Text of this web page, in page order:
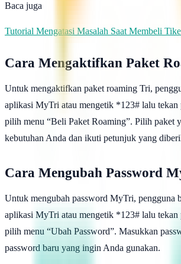
Baca juga
Tutorial Mengatasi Masalah Saat Membeli
Cara Mengaktifkan Paket
Untuk mengaktifkan paket roaming Tri,
aplikasi MyTri atau mengetik *123# lalu
pilih menu “Beli Paket Roaming”. Pilih paket
kebutuhan Anda dan ikuti petunjuk yang
Cara Mengubah Password
Untuk mengubah password MyTri, pengguna
aplikasi MyTri atau mengetik *123# lalu
pilih menu “Ubah Password”. Masukkan
password baru yang ingin Anda gunakan.